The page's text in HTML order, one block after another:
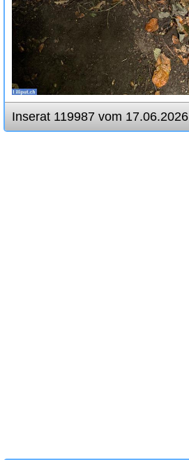
Inserat 119987 vom 17.06.2026